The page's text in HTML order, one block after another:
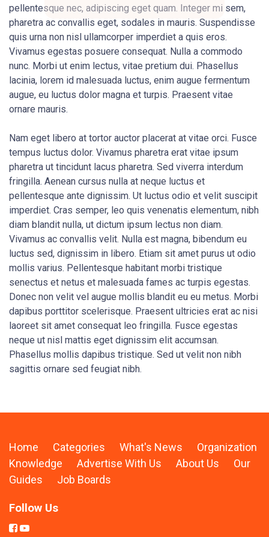
pellentesque nec, adipiscing eget quam. Integer mi sem,
pharetra ac convallis eget, sodales in mauris. Suspendisse
quis urna non nisl ullamcorper imperdiet a quis eros.
Vivamus egestas posuere consequat. Nulla a commodo
nunc. Morbi ut enim lectus, vitae pretium dui. Phasellus
lacinia, lorem id malesuada luctus, enim augue fermentum
augue, eu luctus dolor magna et turpis. Praesent vitae
ornare mauris.
Nam eget libero at tortor auctor placerat at vitae orci. Fusce
tempus luctus dolor. Vivamus pharetra erat vitae ipsum
pharetra ut tincidunt lacus pharetra. Sed viverra interdum
fringilla. Aenean cursus nulla at neque luctus et
pellentesque ante dignissim. Ut luctus odio et velit suscipit
imperdiet. Cras semper, leo quis venenatis elementum, nibh
diam blandit nulla, ut dictum ipsum lectus non diam.
Vivamus ac convallis velit. Nulla est magna, bibendum eu
luctus sed, dignissim in libero. Etiam sit amet purus ut odio
mollis varius. Pellentesque habitant morbi tristique
senectus et netus et malesuada fames ac turpis egestas.
Donec non velit vel augue mollis blandit eu eu metus. Morbi
dapibus porttitor scelerisque. Praesent ultricies erat ac nisi
laoreet sit amet consequat leo fringilla. Fusce egestas
neque ut nisl mattis eget dignissim elit accumsan.
Phasellus mollis dapibus tristique. Sed ut velit non nibh
sagittis ornare sed feugiat nibh.
Home Categories What's News
Organization
Knowledge
Advertise With Us About Us
Our
Guides
Job Boards
Follow Us